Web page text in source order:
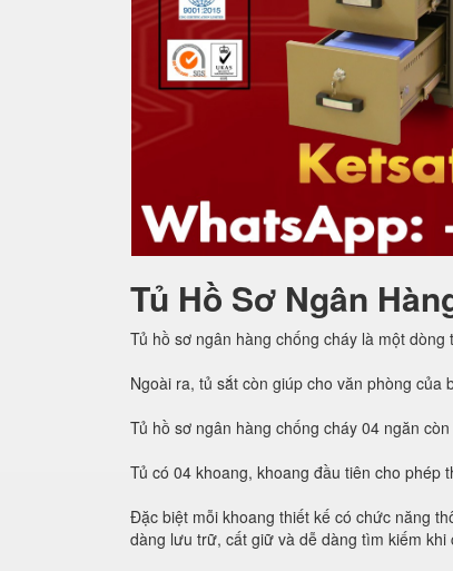
Tủ Hồ Sơ Ngân
Tủ hồ sơ ngân hàng chống cháy là một
Ngoài ra, tủ sắt còn giúp cho văn phòng của
Tủ hồ sơ ngân hàng chống cháy 04 ngăn
Tủ có 04 khoang, khoang đầu tiên cho phép
Đặc biệt mỗi khoang thiết kế có chức năng
dàng lưu trữ, cất giữ và dễ dàng tìm kiếm khi